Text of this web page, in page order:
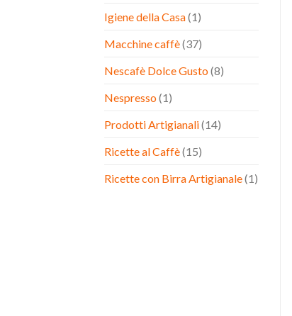
Igiene della Casa(1)
Macchine caffè(37)
Nescafè Dolce Gusto(8)
Nespresso(1)
Prodotti Artigianali(14)
Ricette al Caffè(15)
Ricette con Birra Artigianale(1)